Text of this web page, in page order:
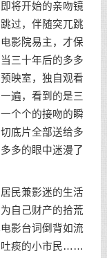
将开始的亲吻镜
过，伴随突兀跳
影院易主，才保
三十年后的多多
映室，独自观看
遍，看到的是三
个个的接吻的瞬
底片全部送给多
多的眼中迷漫了
民兼影迷的生活
自己财产的拾荒
影台词倒背如流
吐痰的小市民……